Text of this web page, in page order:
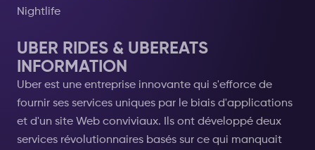
Nightlife
UBER RIDES & UBEREATS
INFORMATION
Uber est une entreprise innovante qui s'efforce de
fournir ses services uniques par le biais d'applications
et d'un site Web conviviaux.
Ils ont développé deux
services révolutionnaires basés sur ce qui manquait